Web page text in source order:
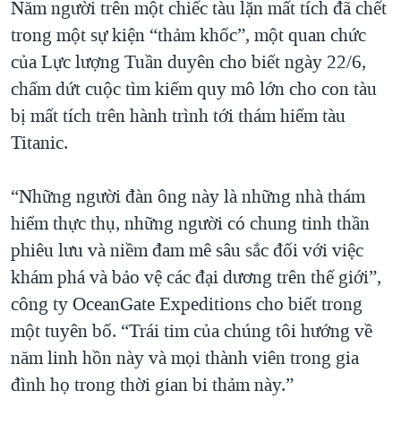
THỂ THAO
GIÁO DỤC
CHI PHÍ CHIẾN TRANH AFGHANISTAN
CÁC GIÁ TRỊ CỘNG HÒA Ở VIỆT NAM
THƯỢNG ĐỈNH TRUMP-KIM TẠI VIỆT NAM
BÊN KIA QUỐC LỘ: TIẾNG VỌNG TỪ NÔNG THÔN MỸ
QUAN HỆ VIỆT MỸ
Năm người trên một chiếc tàu lặn mất tích đã chết
trong một sự kiện “thảm khốc”, một quan chức
của Lực lượng Tuần duyên cho biết ngày 22/6,
chấm dứt cuộc tìm kiếm quy mô lớn cho con tàu
bị mất tích trên hành trình tới thám hiểm tàu
Titanic.
“Những người đàn ông này là những nhà thám
hiểm thực thụ, những người có chung tinh thần
phiêu lưu và niềm đam mê sâu sắc đối với việc
khám phá và bảo vệ các đại dương trên thế giới”,
công ty OceanGate Expeditions cho biết trong
một tuyên bố. “Trái tim của chúng tôi hướng về
năm linh hồn này và mọi thành viên trong gia
đình họ trong thời gian bi thảm này.”